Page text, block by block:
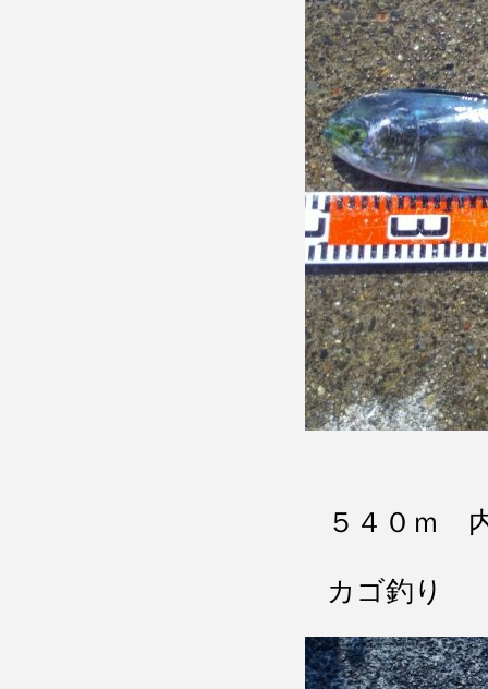
５４０ｍ
カゴ釣り